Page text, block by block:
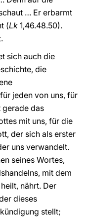
… Er erbarmt
(Lk 1,46.48.50).
sich auch die
die
jeden von uns, für
gerade das
mit uns, für die
der sich als erster
uns verwandelt.
seines Wortes,
mit dem
nährt. Der
dieses
stellt;